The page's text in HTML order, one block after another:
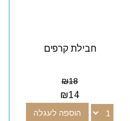
חבילת קרפים
₪18
₪14
הוספה לעגלה